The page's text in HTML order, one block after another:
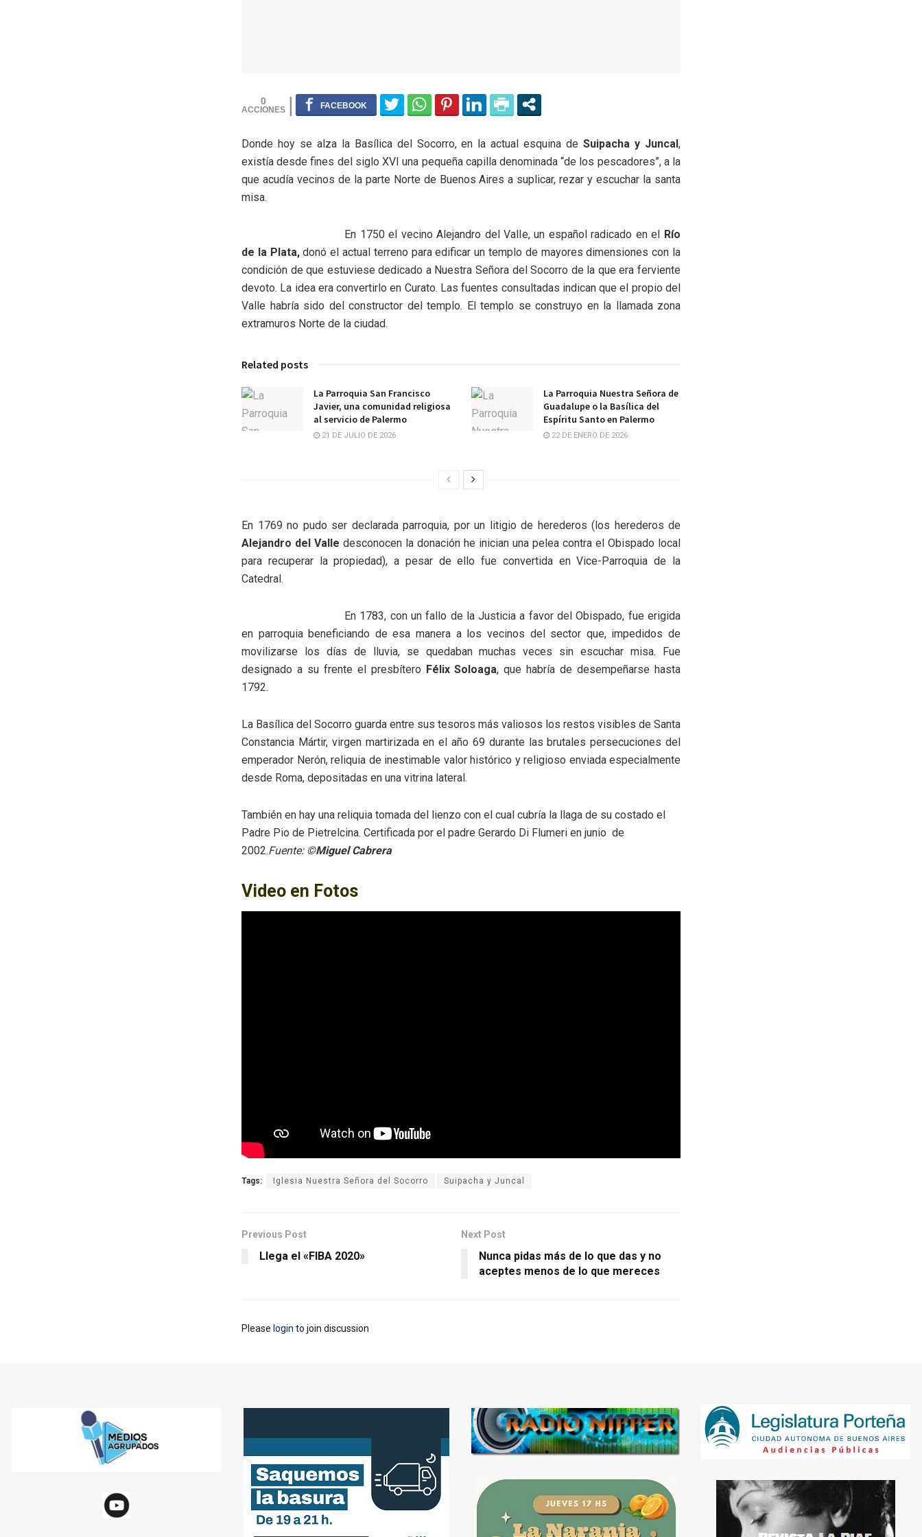
0
Donde hoy se alza la Basílica del Socorro, en la actual esquina deSuipacha y Juncal,
existía desde fines del siglo XVI una pequeña capilla denominada “de los pescadores”, a la
que acudía vecinos de la parte Norte de Buenos Aires a suplicar, rezar y escuchar la santa
misa.
En 1750 el vecino Alejandro del Valle, un español radicado en el Río
de la Plata,donó el actual terreno para edificar un templo de mayores dimensiones con la
condición de que estuviese dedicado a Nuestra Señora del Socorro de la que era ferviente
devoto. La idea era convertirlo en Curato. Las fuentes consultadas indican que el propio del
Valle habría sido del constructor del templo. El templo se construyo en la llamada zona
extramuros Norte de la ciudad.
Related posts
La Parroquia San Francisco
Javier, una comunidad religiosa
al servicio de Palermo
21 DE JULIO DE 2026
La Parroquia Nuestra Señora de
Guadalupe o la Basílica del
Espíritu Santo en Palermo
22 DE ENERO DE 2026
En 1769 no pudo ser declarada parroquia, por un litigio de herederos (los herederos de
Alejandro del Valle desconocen la donación he inician una pelea contra el Obispado local
para recuperar la propiedad), a pesar de ello fue convertida en Vice-Parroquia de la
Catedral.
En 1783, con un fallo de la Justicia a favor del Obispado, fue erigida
en parroquia beneficiando de esa manera a los vecinos del sector que, impedidos de
movilizarse los días de lluvia, se quedaban muchas veces sin escuchar misa. Fue
designado a su frente el presbítero Félix Soloaga, que habría de desempeñarse hasta
1792.
La Basílica del Socorro guarda entre sus tesoros más valiosos los restos visibles de Santa
Constancia Mártir, virgen martirizada en el año 69 durante las brutales persecuciones del
emperador Nerón, reliquia de inestimable valor histórico y religioso enviada especialmente
desde Roma, depositadas en una vitrina lateral.
También en hay una reliquia tomada del lienzo con el cual cubría la llaga de su costado el
Padre Pio de Pietrelcina. Certificada por el padre Gerardo Di Flumeri en junio de
2002.Fuente: ©Miguel Cabrera
Video en Fotos
Tags: Iglesia Nuestra Señora del Socorro Suipacha y Juncal
Previous Post
Llega el «FIBA 2020»
Next Post
Nunca pidas más de lo que das y no
aceptes menos de lo que mereces
Please login to join discussion